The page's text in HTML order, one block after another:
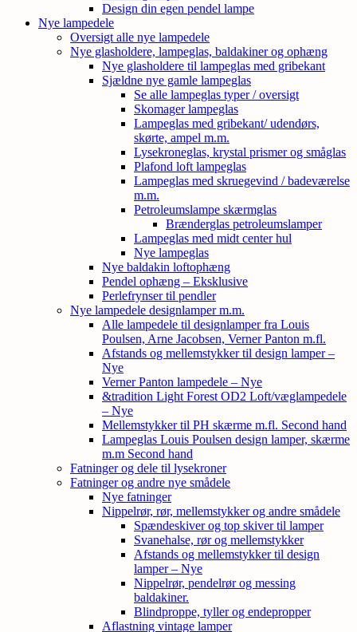
Design din egen pendel lampe
Nye lampedele
Oversigt alle nye lampedele
Nye glasholdere, lampeglas, baldakiner og ophæng
Nye glasholdere til lampeglas med gribekant
Sjældne nye gamle lampeglas
Se alle lampeglas typer / oversigt
Skomager lampeglas
Lampeglas med gribekant/ udendørs,
skørte, ampel m.m.
Lysekroneglas, krystal prismer og småglas
Plafond loft lampeglas
Lampeglas med skruegevind / badeværelse
m.m.
Petroleumslampe skærmglas
Brænderglas petroleumslamper
Lampeglas med midt center hul
Nye lampeglas
Nye baldakin loftophæng
Pendel ophæng – Eksklusive
Perlefrynser til pendler
Nye lampedele designlamper m.m.
Alle lampedele til designlamper fra Louis
Poulsen, Arne Jacobsen, Verner Panton m.fl.
Afstands og mellemstykker til design lamper –
Nye
Verner Panton lampedele – Nye
&tradition Light Forest OD2 Loft/væglampedele
– Nye
Mellemstykker til PH skærme m.fl. Second hand
Lampeglas Louis Poulsen design lamper, skærme
m.m Second hand
Fatninger og dele til lysekroner
Fatninger og andre nye smådele
Nye fatninger
Nippelrør, rør, mellemstykker og andre smådele
Spændeskiver og top skiver til lamper
Svanehalse, rør og mellemstykker
Afstands og mellemstykker til design
lamper – Nye
Nippelrør, pendelrør og messing
baldakiner.
Blindproppe, tyller og endepropper
Aflastning vintage lamper